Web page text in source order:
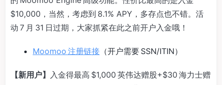
$10,000，当然，考虑到 8.1% APY，多存点也不错。活
动 7 月 31 日过期，大家抓紧在此之前开户入金哦！
Moomoo 注册链接 （开户需要 SSN/ITIN）
【新用户】
入金得最高 $1,000 英伟达赠股+$30 海力士赠